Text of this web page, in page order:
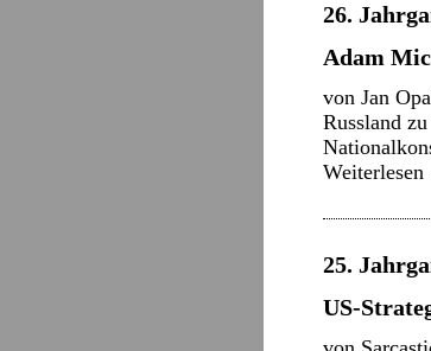
26.
Adam
von Jan
Russland
Weiterlesen
25.
US-